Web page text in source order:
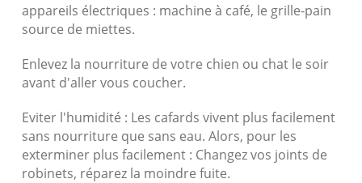
appareils électriques : machine à café, le grille-pain
source de miettes.
Enlevez la nourriture de votre chien ou chat le soir
avant d'aller vous coucher.
Eviter l'humidité : Les cafards vivent plus facilement
sans nourriture que sans eau. Alors, pour les
exterminer plus facilement : Changez vos joints de
robinets, réparez la moindre fuite.